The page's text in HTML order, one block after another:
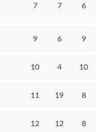
7 7 6
9 6 9
10 4 10
11 19 8
12 12 8